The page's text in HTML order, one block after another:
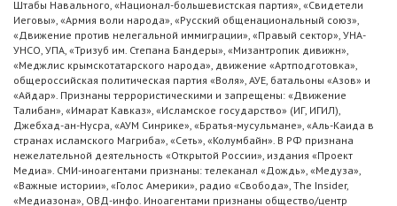
Штабы Навального, «Национал-большевистская партия», «Свидетели
Иеговы», «Армия воли народа», «Русский общенациональный союз»,
«Движение против нелегальной иммиграции», «Правый сектор», УНА-
УНСО, УПА, «Тризуб им. Степана Бандеры», «Мизантропик дивижн»,
«Меджлис крымскотатарского народа», движение «Артподготовка»,
общероссийская политическая партия «Воля», АУЕ, батальоны «Азов» и
«Айдар». Признаны террористическими и запрещены: «Движение
Талибан», «Имарат Кавказ», «Исламское государство» (ИГ, ИГИЛ),
Джебхад-ан-Нусра, «АУМ Синрике», «Братья-мусульмане», «Аль-Каида в
странах исламского Магриба», «Сеть», «Колумбайн». В РФ признана
нежелательной деятельность «Открытой России», издания «Проект
Медиа». СМИ-иноагентами признаны: телеканал «Дождь», «Медуза»,
«Важные истории», «Голос Америки», радио «Свобода», The Insider,
«Медиазона», ОВД-инфо. Иноагентами признаны общество/центр